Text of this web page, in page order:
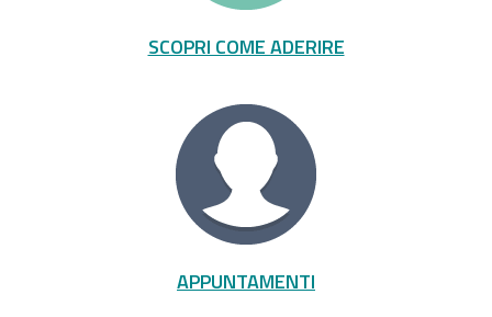
SCOPRI COME ADERIRE
APPUNTAMENTI